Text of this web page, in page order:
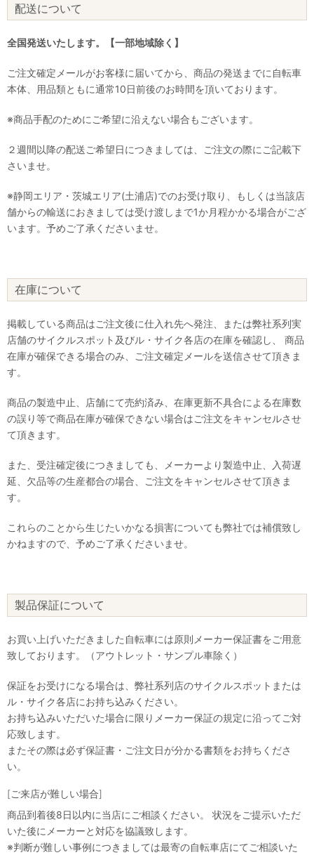
配送について
全国発送いたします。【一部地域除く】
ご注文確定メールがお客様に届いてから、商品の発送までに自転車
本体、用品類ともに通常10日前後のお時間を頂いております。
※商品手配のためにご希望に沿えない場合もございます。
２週間以降の配送ご希望日につきましては、ご注文の際にご記載下
さいませ。
※静岡エリア・茨城エリア(土浦店)でのお受け取り、もしくは当該店
舗からの輸送におきましては受け渡しまで1か月程かかる場合がござ
います。予めご了承くださいませ。
在庫について
掲載している商品はご注文後に仕入れ先へ発注、または弊社系列実
店舗のサイクルスポット及びル・サイク各店の在庫を確認し、 商品
在庫が確保できる場合のみ、ご注文確定メールを送信させて頂きま
す。
商品の製造中止、店舗にて売約済み、在庫更新不具合による在庫数
の誤り等で商品在庫が確保できない場合はご注文をキャンセルさせ
て頂きます。
また、受注確定後につきましても、メーカーより製造中止、入荷遅
延、欠品等の生産都合の場合、ご注文をキャンセルさせて頂きま
す。
これらのことから生じたいかなる損害についても弊社では補償致し
かねますので、予めご了承くださいませ。
製品保証について
お買い上げいただきました自転車には原則メーカー保証書をご用意
致しております。（アウトレット・サンプル車除く）
保証をお受けになる場合は、弊社系列店のサイクルスポットまたは
ル・サイク各店にお持ち込みください。
お持ち込みいただいた場合に限りメーカー保証の規定に沿ってご対
応致します。
またその際は必ず保証書・ご注文日が分かる書類をお持ちくださ
い。
[ご来店が難しい場合]
商品到着後8日以内に当店にご相談ください。 状況をご提示いただ
いた後にメーカーと対応を協議致します。
※判断が難しい事例につきましては最寄の自転車店にてご相談いた